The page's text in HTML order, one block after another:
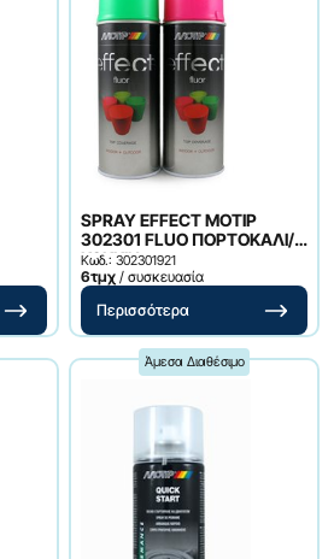
SPRAY EFFECT MOTIP
302301 FLUO ΠΟΡΤΟΚΑΛΙ/
ΚΟΚΚΙΝ
Κωδ.: 302301921
6τμχ / συσκευασία
Περισσότερα
Άμεσα Διαθέσιμο